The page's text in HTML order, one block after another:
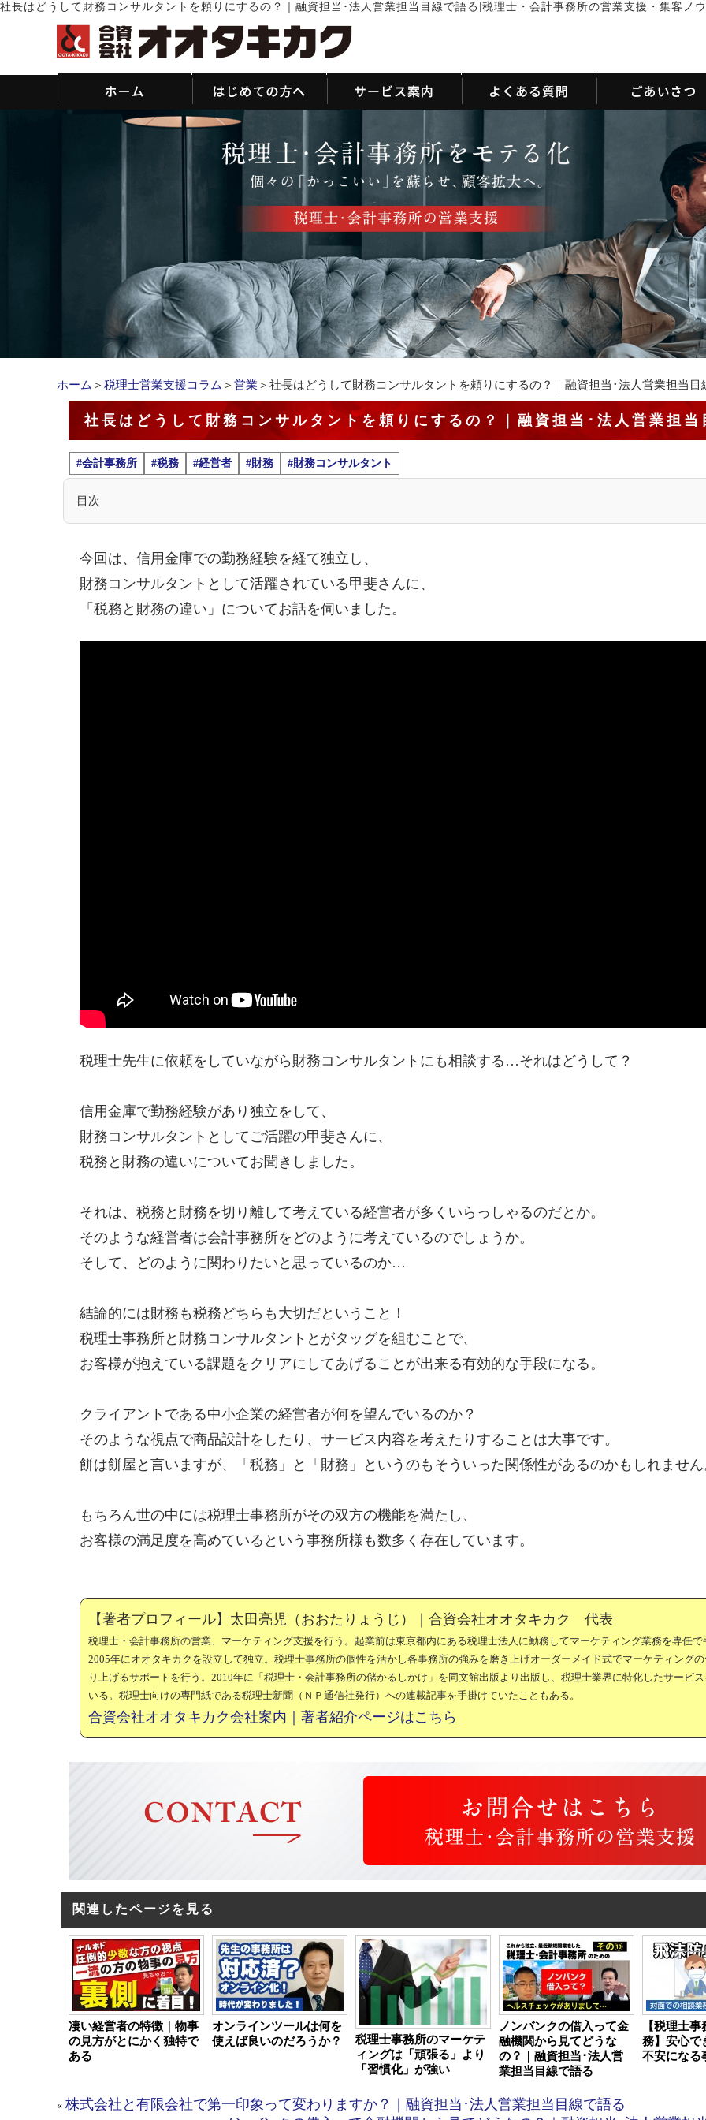
社長はどうして財務コンサルタントを頼りにするの？｜融資担当･法人営業担当目線で語る 税理士・会計事務所の営業支援・集客ノ
ホーム ＞ 税理士営業支援コラム ＞ 営業 ＞社長はどうして財務コンサルタントを頼りにするの？｜融資担当･法人営業担当目
社長はどうして財務コンサルタントを頼りにするの？｜融資担当･法人営業担当
#会計事務所 #税務 #経営者 #財務 #財務コンサルタント
目次
今回は、信用金庫での勤務経験を経て独立し、
財務コンサルタントとして活躍されている甲斐さんに、
「税務と財務の違い」についてお話を伺いました。
税理士先生に依頼をしていながら財務コンサルタントにも相談する…それはどうして？
信用金庫で勤務経験があり独立をして、
財務コンサルタントとしてご活躍の甲斐さんに、
税務と財務の違いについてお聞きしました。
それは、税務と財務を切り離して考えている経営者が多くいらっしゃるのだとか。
そのような経営者は会計事務所をどのように考えているのでしょうか。
そして、どのように関わりたいと思っているのか…
結論的には財務も税務どちらも大切だということ！
税理士事務所と財務コンサルタントとがタッグを組むことで、
お客様が抱えている課題をクリアにしてあげることが出来る有効的な手段になる。
クライアントである中小企業の経営者が何を望んでいるのか？
そのような視点で商品設計をしたり、サービス内容を考えたりすることは大事です。
餅は餅屋と言いますが、「税務」と「財務」というのもそういった関係性があるのかもしれませ
もちろん世の中には税理士事務所がその双方の機能を満たし、
お客様の満足度を高めているという事務所様も数多く存在しています。
【著者プロフィール】太田亮児（おおたりょうじ）｜合資会社オオタキカク 代表
税理士・会計事務所の営業、マーケティング支援を行う。起業前は東京都内にある税理士法人に勤務してマーケティング業務を専任で
2005年にオオタキカクを設立して独立。税理士事務所の個性を活かし各事務所の強みを磨き上げオーダーメイド式でマーケティング
り上げるサポートを行う。2010年に「税理士・会計事務所の儲かるしかけ」を同文館出版より出版し、税理士業界に特化したサービ
いる。税理士向けの専門紙である税理士新聞（ＮＰ通信社発行）への連載記事を手掛けていたこともある。
合資会社オオタキカク会社案内｜著者紹介ページはこちら
関連したページを見る
凄い経営者の特徴｜物事
の見方がとにかく独特で
ある
オンラインツールは何を
使えば良いのだろうか？
税理士事務所のマーケテ
ィングは「頑張る」より
「習慣化」が強い
ノンバンクの借入って金
融機関から見てどうな
の？｜融資担当･法人営
業担当目線で語る
【税理士
務】安心で
不安になる
« 株式会社と有限会社で第一印象って変わりますか？｜融資担当･法人営業担当目線で語る